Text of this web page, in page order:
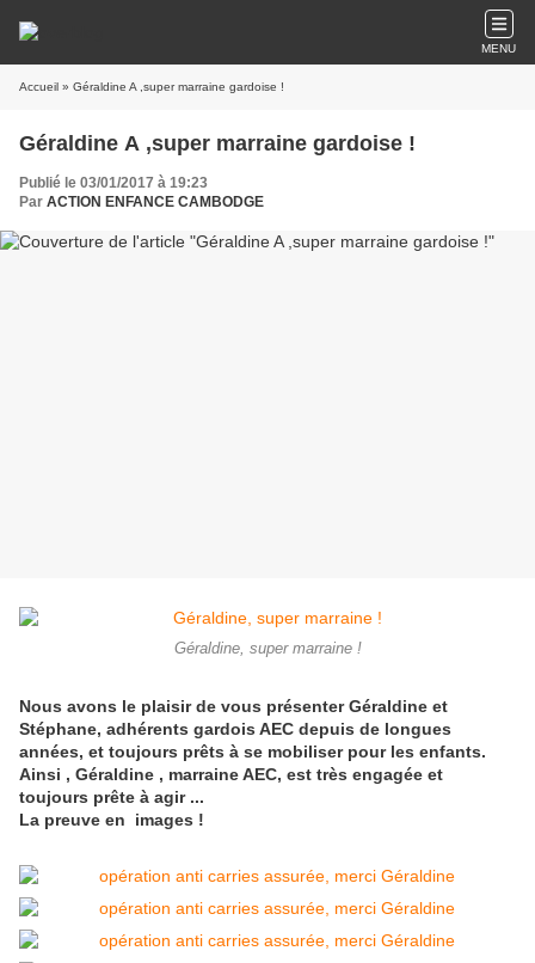
MENU
Accueil » Géraldine A ,super marraine gardoise !
Géraldine A ,super marraine gardoise !
Publié le 03/01/2017 à 19:23
Par ACTION ENFANCE CAMBODGE
Géraldine, super marraine !
Nous avons le plaisir de vous présenter Géraldine et
Stéphane, adhérents gardois AEC depuis de longues
années, et toujours prêts à se mobiliser pour les enfants.
Ainsi , Géraldine , marraine AEC, est très engagée et
toujours prête à agir ...
La preuve en images !